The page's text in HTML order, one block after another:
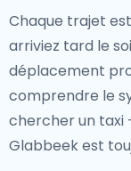
Chaque trajet
arriviez tard le
déplacement
comprendre le
chercher un taxi
Glabbeek est